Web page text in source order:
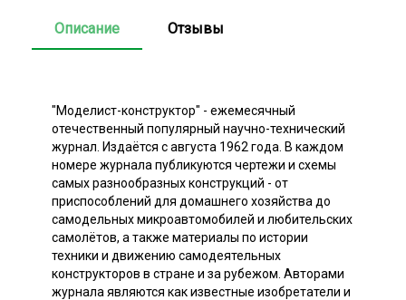
Описание Отзывы
"Моделист-конструктор" - ежемесячный
отечественный популярный научно-технический
журнал. Издаётся с августа 1962 года. В каждом
номере журнала публикуются чертежи и схемы
самых разнообразных конструкций - от
приспособлений для домашнего хозяйства до
самодельных микроавтомобилей и любительских
самолётов, а также материалы по истории
техники и движению самодеятельных
конструкторов в стране и за рубежом. Авторами
журнала являются как известные изобретатели и